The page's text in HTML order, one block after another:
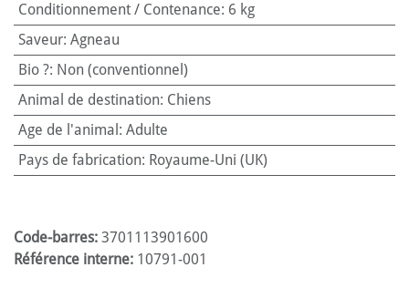
Conditionnement / Contenance: 6 kg
Saveur: Agneau
Bio ?: Non (conventionnel)
Animal de destination: Chiens
Age de l'animal : Adulte
Pays de fabrication: Royaume-Uni (UK)
Code-barres: 3701113901600
Référence interne: 10791-001